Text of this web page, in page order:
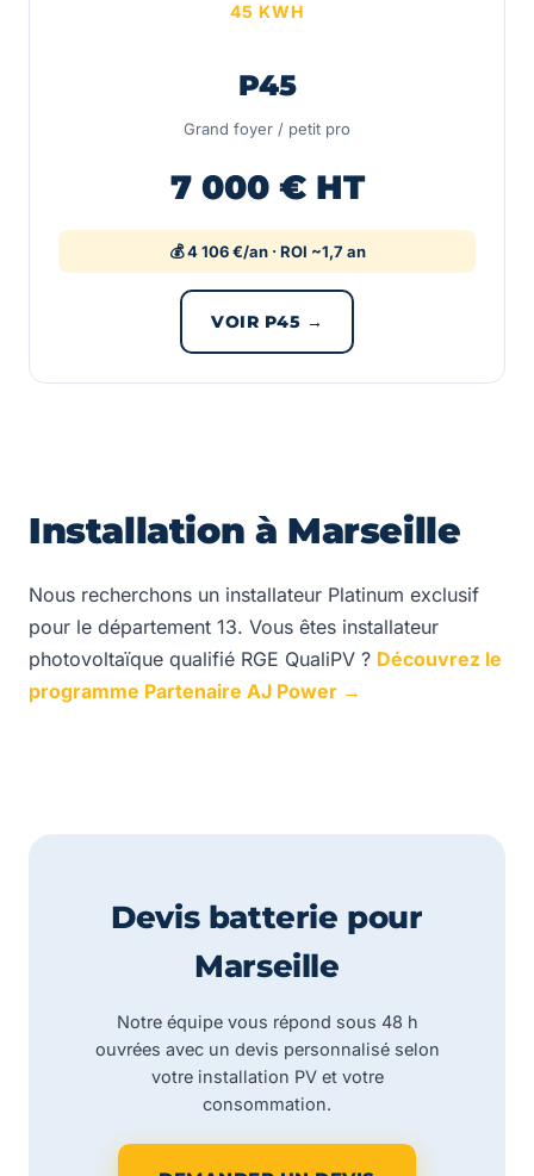
45 KWH
P45
Grand foyer / petit pro
7 000 € HT
💰 4 106 €/an · ROI ~1,7 an
VOIR P45 →
Installation à Marseille
Nous recherchons un installateur Platinum exclusif
pour le département 13. Vous êtes installateur
photovoltaïque qualifié RGE QualiPV ? Découvrez le
programme Partenaire AJ Power →
Devis batterie pour
Marseille
Notre équipe vous répond sous 48 h
ouvrées avec un devis personnalisé selon
votre installation PV et votre
consommation.